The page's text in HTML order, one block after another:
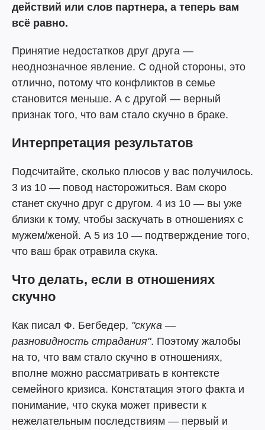
действий или слов партнера, а теперь вам
всё равно.
Принятие недостатков друг друга —
неоднозначное явление. С одной стороны, это
отлично, потому что конфликтов в семье
становится меньше. А с другой — верный
признак того, что вам стало скучно в браке.
Интерпретация результатов
Подсчитайте, сколько плюсов у вас получилось.
3 из 10 — повод насторожиться. Вам скоро
станет скучно друг с другом. 4 из 10 — вы уже
близки к тому, чтобы заскучать в отношениях с
мужем/женой. А 5 из 10 — подтверждение того,
что ваш брак отравила скука.
Что делать, если в отношениях
скучно
Как писал Ф. Бегбедер, "скука —
разновидность страдания". Поэтому жалобы
на то, что вам стало скучно в отношениях,
вполне можно рассматривать в контексте
семейного кризиса. Констатация этого факта и
понимание, что скука может привести к
нежелательным последствиям — первый и